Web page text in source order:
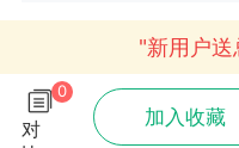
"新用户
0
对
加入收藏